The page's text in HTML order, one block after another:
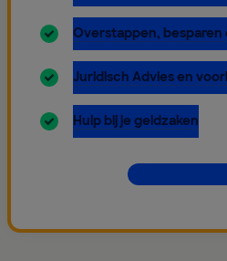
inbegrepen:
Overstappen,
inbegrepen:
Juridisch Advies en
inbegrepen:
Hulp bij je geldzaken
Dit krijg je